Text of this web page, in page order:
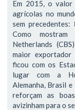
Em 2015, o
agrícolas no
sem
Como
Netherlands
maior exportador
ficou com os
lugar com a
Alemanha, Brasil e
reforçam as
avizinham para o